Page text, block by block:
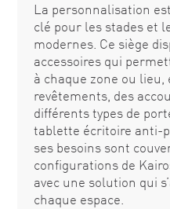
La personnalisation
clé pour les stades et
modernes. Ce siège
accessoires qui
à chaque zone ou
revêtements, des
différents types de
tablette écritoire anti-
ses besoins sont
configurations de
avec une solution qui
chaque espace.